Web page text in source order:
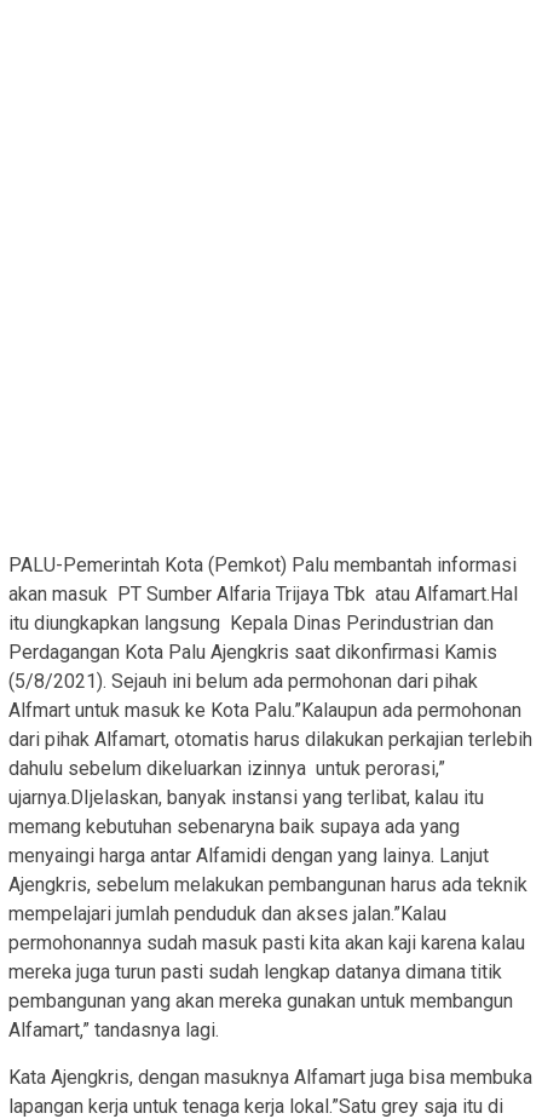
PALU-Pemerintah Kota (Pemkot) Palu membantah informasi
akan masuk PT Sumber Alfaria Trijaya Tbk atau Alfamart.Hal
itu diungkapkan langsung Kepala Dinas Perindustrian dan
Perdagangan Kota Palu Ajengkris saat dikonfirmasi Kamis
(5/8/2021). Sejauh ini belum ada permohonan dari pihak
Alfmart untuk masuk ke Kota Palu.”Kalaupun ada permohonan
dari pihak Alfamart, otomatis harus dilakukan perkajian terlebih
dahulu sebelum dikeluarkan izinnya untuk perorasi,”
ujarnya.DIjelaskan, banyak instansi yang terlibat, kalau itu
memang kebutuhan sebenaryna baik supaya ada yang
menyaingi harga antar Alfamidi dengan yang lainya. Lanjut
Ajengkris, sebelum melakukan pembangunan harus ada teknik
mempelajari jumlah penduduk dan akses jalan.”Kalau
permohonannya sudah masuk pasti kita akan kaji karena kalau
mereka juga turun pasti sudah lengkap datanya dimana titik
pembangunan yang akan mereka gunakan untuk membangun
Alfamart,” tandasnya lagi.
Kata Ajengkris, dengan masuknya Alfamart juga bisa membuka
lapangan kerja untuk tenaga kerja lokal.”Satu grey saja itu di